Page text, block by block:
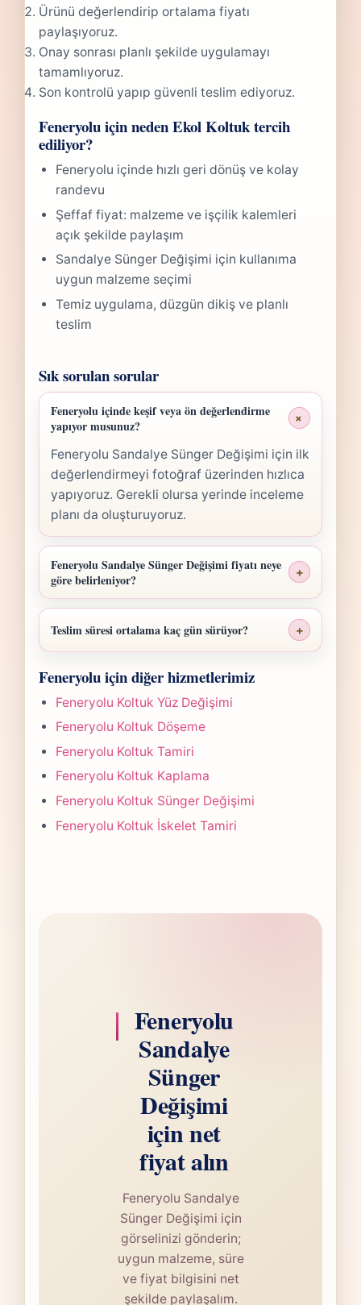
Ürünü değerlendirip ortalama fiyatı
paylaşıyoruz.
Onay sonrası planlı şekilde uygulamayı
tamamlıyoruz.
Son kontrolü yapıp güvenli teslim ediyoruz.
Feneryolu için neden Ekol Koltuk tercih
ediliyor?
Feneryolu içinde hızlı geri dönüş ve kolay
randevu
Şeffaf fiyat: malzeme ve işçilik kalemleri
açık şekilde paylaşım
Sandalye Sünger Değişimi için kullanıma
uygun malzeme seçimi
Temiz uygulama, düzgün dikiş ve planlı
teslim
Sık sorulan sorular
Feneryolu içinde keşif veya ön değerlendirme
yapıyor musunuz?
+
Feneryolu Sandalye Sünger Değişimi için ilk
değerlendirmeyi fotoğraf üzerinden hızlıca
yapıyoruz. Gerekli olursa yerinde inceleme
planı da oluşturuyoruz.
Feneryolu Sandalye Sünger Değişimi fiyatı neye
göre belirleniyor?
+
Feneryolu Sandalye Sünger Değişimi fiyatı;
ölçü, malzeme sınıfı, işçilik yoğunluğu ve
teslim planına göre belirlenir. Fotoğraf
gönderdiğinizde hızlıca anlaşılır bir aralık
paylaşırız.
Teslim süresi ortalama kaç gün sürüyor? +
işlerinde süre yapılan işlemin kapsamına
göre değişir. Çoğu projede 5-7 iş günü
hedefiyle çalışır, olası değişikliği önceden
Feneryolu için diğer hizmetlerimiz
Feneryolu Koltuk Yüz Değişimi
Feneryolu Koltuk Döşeme
Feneryolu Koltuk Tamiri
Feneryolu Koltuk Kaplama
Feneryolu Koltuk Sünger Değişimi
Feneryolu Koltuk İskelet Tamiri
Feneryolu
Sandalye
Sünger
Değişimi
için net
fiyat alın
Feneryolu Sandalye
Sünger Değişimi için
görselinizi gönderin;
uygun malzeme, süre
ve fiyat bilgisini net
şekilde paylaşalım.